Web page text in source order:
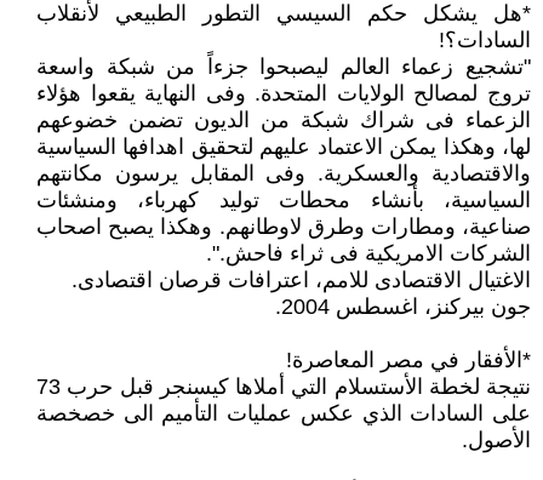
*هل يشكل حكم السيسي التطور الطبيعي لأنقلاب
السادات؟!
"تشجيع زعماء العالم ليصبحوا جزءاً من شبكة واسعة
تروج لمصالح الولايات المتحدة. وفى النهاية يقعوا هؤلاء
الزعماء فى شراك شبكة من الديون تضمن خضوعهم
لها، وهكذا يمكن الاعتماد عليهم لتحقيق اهدافها السياسية
والاقتصادية والعسكرية. وفى المقابل يرسون مكانتهم
السياسية، بأنشاء محطات توليد كهرباء، ومنشئات
صناعية، ومطارات وطرق لاوطانهم. وهكذا يصبح اصحاب
الشركات الامريكية فى ثراء فاحش.".
الاغتيال الاقتصادى للامم، اعترافات قرصان اقتصادى.
جون بيركنز، اغسطس 2004.
*الأفقار في مصر المعاصرة!
نتيجة لخطة الأستسلام التي أملاها كيسنجر قبل حرب 73
على السادات الذي عكس عمليات التأميم الى خصخصة
الأصول.